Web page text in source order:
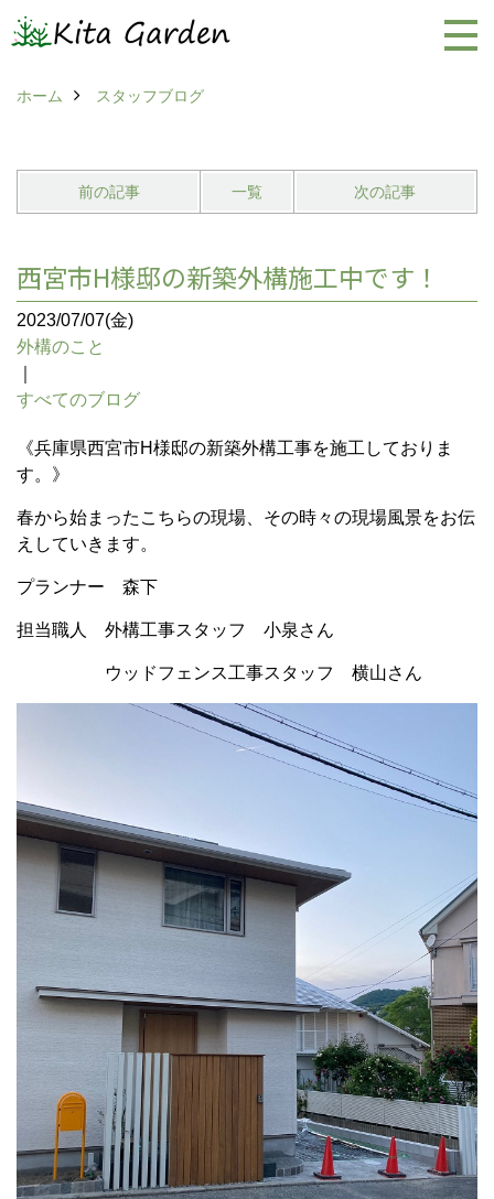
ホーム スタッフブログ
前の記事 一覧 次の記事
西宮市H様邸の新築外構施工中です！
2023/07/07(金)
外構のこと
すべてのブログ
《兵庫県西宮市H様邸の新築外構工事を施工しておりま
す。》
春から始まったこちらの現場、その時々の現場風景をお伝
えしていきます。
プランナー 森下
担当職人 外構工事スタッフ 小泉さん
ウッドフェンス工事スタッフ 横山さん